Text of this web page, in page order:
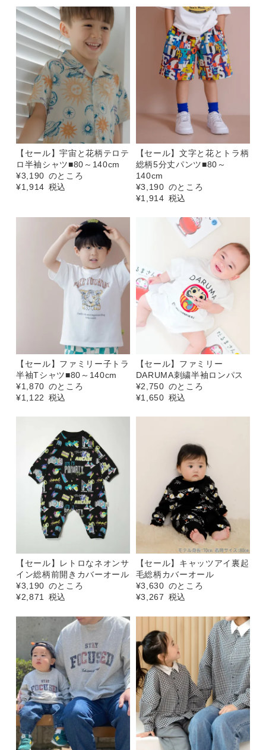
【セール】宇宙と花柄テロテ
ロ半袖シャツ■80～140cm
¥3,190 のところ
¥1,914 税込
【セール】文字と花とトラ柄
総柄5分丈パンツ■80～
140cm
¥3,190 のところ
¥1,914 税込
【セール】ファミリー子トラ
半袖Tシャツ■80～140cm
¥1,870 のところ
¥1,122 税込
【セール】ファミリー
DARUMA刺繍半袖ロンパス
¥2,750 のところ
¥1,650 税込
【セール】レトロなネオンサ
イン総柄前開きカバーオール
¥3,190 のところ
¥2,871 税込
【セール】キャッツアイ裏起
毛総柄カバーオール
¥3,630 のところ
¥3,267 税込